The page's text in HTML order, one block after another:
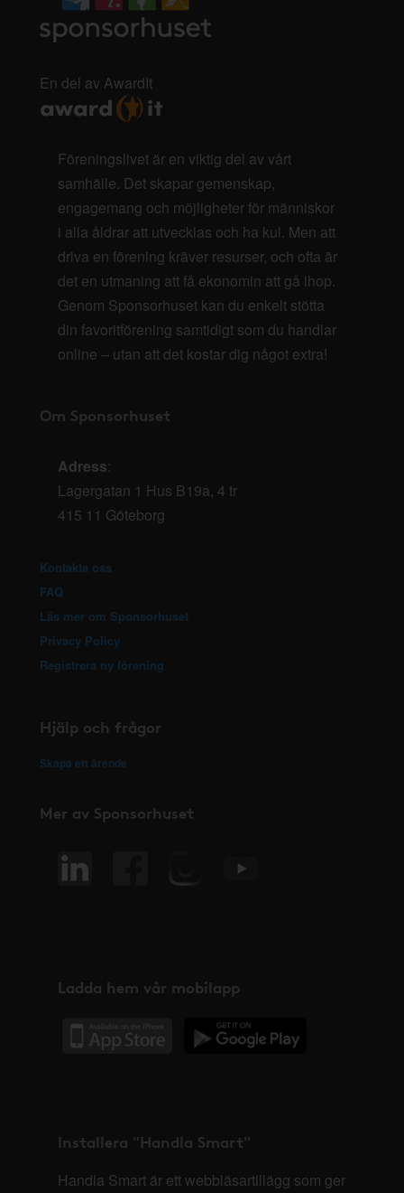
En del av AwardIt
Föreningslivet är en viktig del av vårt
samhälle. Det skapar gemenskap,
engagemang och möjligheter för människor
i alla åldrar att utvecklas och ha kul. Men att
driva en förening kräver resurser, och ofta är
det en utmaning att få ekonomin att gå ihop.
Genom Sponsorhuset kan du enkelt stötta
din favoritförening samtidigt som du handlar
online – utan att det kostar dig något extra!
Om Sponsorhuset
Adress:
Lagergatan 1 Hus B19a, 4 tr
415 11 Göteborg
Kontakta oss
FAQ
Läs mer om Sponsorhuset
Privacy Policy
Registrera ny förening
Hjälp och frågor
Skapa ett ärende
Mer av Sponsorhuset
Ladda hem vår mobilapp
Installera "Handla Smart"
Handla Smart är ett webbläsartillägg som ger